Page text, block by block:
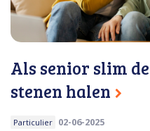
Als senior slim
stenen halen
Particulier 02-06-2025